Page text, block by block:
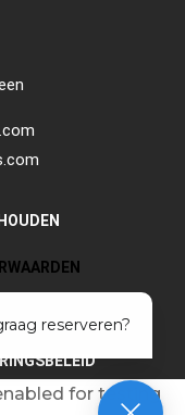
for testing